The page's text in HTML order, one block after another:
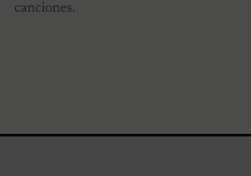
canciones.